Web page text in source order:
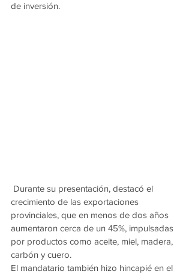
de inversión.
crecimiento de las exportaciones
provinciales, que en menos de dos años
aumentaron cerca de un 45%, impulsadas
por productos como aceite, miel, madera,
carbón y cuero.
El mandatario también hizo hincapié en el